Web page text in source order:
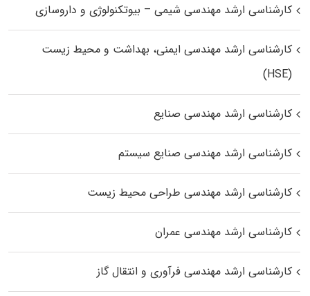
کارشناسی ارشد مهندسی شیمی – بیوتکنولوژی و داروسازی
کارشناسی ارشد مهندسی ایمنی، بهداشت و محیط زیست
(HSE)
کارشناسی ارشد مهندسی صنایع
کارشناسی ارشد مهندسی صنایع سیستم
کارشناسی ارشد مهندسی طراحی محیط زیست
کارشناسی ارشد مهندسی عمران
کارشناسی ارشد مهندسی فرآوری و انتقال گاز